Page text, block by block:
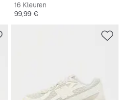
16 Kleuren
Prijs
99,99 €